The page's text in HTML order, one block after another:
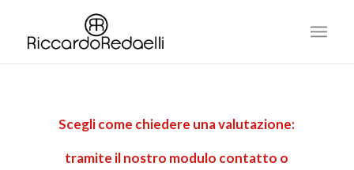
Scegli come chiedere una valutazione:
tramite il nostro modulo contatto o